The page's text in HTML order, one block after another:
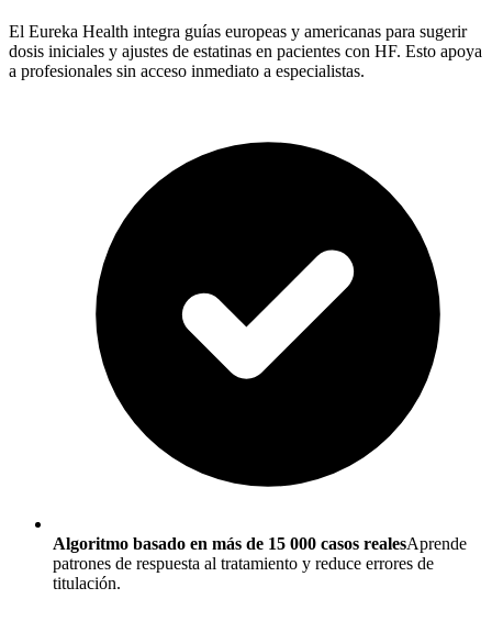
El Eureka Health integra guías europeas y americanas para sugerir
dosis iniciales y ajustes de estatinas en pacientes con HF. Esto apoya
a profesionales sin acceso inmediato a especialistas.
Algoritmo basado en más de 15 000 casos realesAprende
patrones de respuesta al tratamiento y reduce errores de
titulación.